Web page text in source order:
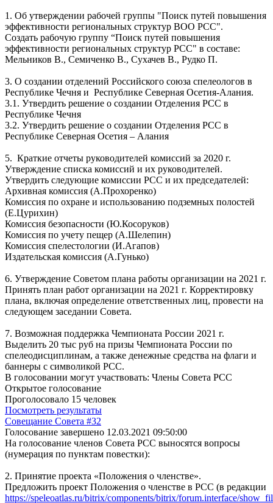
1. Об утверждении рабочей группы "Поиск путей повышения
эффективности региональных структур ВОО РСС".
Создать рабочую группу “Поиск путей повышения
эффективности региональных структур РСС" в составе:
Мельников В., Семиченко В., Сухачев В., Рудко П.
3. О создании отделений Российского союза спелеологов в
Республике Чечня и Республике Северная Осетия-Алания.
3.1. Утвердить решение о создании Отделения РСС в
Республике Чечня
3.2. Утвердить решение о создании Отделения РСС в
Республике Северная Осетия – Алания
5. Краткие отчеты руководителей комиссий за 2020 г.
Утверждение списка комиссий и их руководителей.
Утвердить следующие комиссии РСС и их председателей:
Архивная комиссия (А.Прохоренко)
Комиссия по охране и использованию подземных полостей
(Е.Цурихин)
Комиссия безопасности (Ю.Косоруков)
Комиссия по учету пещер (А.Шелепин)
Комиссия спелестологии (И.Агапов)
Издательская комиссия (А.Гунько)
6. Утверждение Советом плана работы организации на 2021 г.
Принять план работ организации на 2021 г. Корректировку
плана, включая определение ответственных лиц, провести на
следующем заседании Совета.
7. Возможная поддержка Чемпионата России 2021 г.
Выделить 20 тыс руб на призы Чемпионата России по
спелеодисциплинам, а также денежные средства на флаги и
баннеры с символикой РСС.
В голосовании могут участвовать: Члены Совета РСС
Открытое голосование
Проголосовало 15 человек
Посмотреть результаты
Совещание Совета #32
Голосование завершено 12.03.2021 09:50:00
На голосование членов Совета РСС выносятся вопросы
(нумерация по пунктам повестки):
2. Принятие проекта «Положения о членстве».
Предложить проект Положения о членстве в РСС (в редакции
https://speleoatlas.ru/bitrix/components/bitrix/forum.interface/